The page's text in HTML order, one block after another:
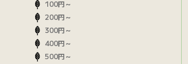
100円～
200円～
300円～
400円～
500円～